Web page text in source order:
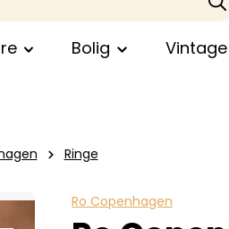
Bolig Vintage
Ringe
Ro Copenhagen